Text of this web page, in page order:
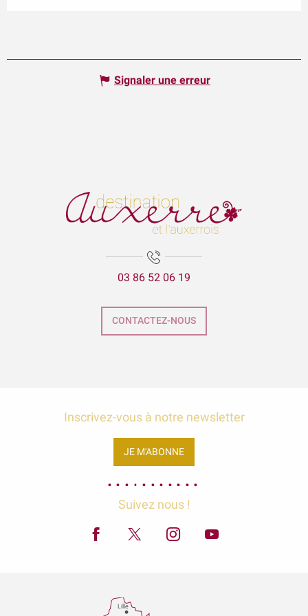
Signaler une erreur
03 86 52 06 19
CONTACTEZ-NOUS
Inscrivez-vous à notre newsletter
JE M'ABONNE
Suivez nous !
Lille